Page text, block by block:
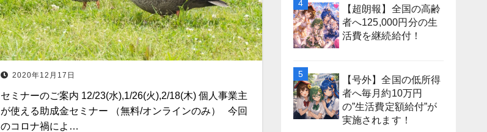
2020年12月17日
セミナーのご案内 12/23(水),1/26(火),2/18(木) 個人事業主
が使える助成金セミナー （無料/オンラインのみ） 今回
のコロナ禍によ…
【超朗報】全国の高齢
者へ125,000円分の生
活費を継続給付！
【号外】全国の低所得
者へ毎月約10万円
の”生活費定額給付”が
実施されます！